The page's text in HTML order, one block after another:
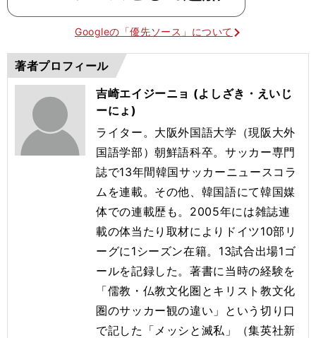
Googleの「優先ソース」について
著者プロフィール
吉崎エイジーニョ (よしざき・えいじ
ーにょ)
ライター。大阪外国語大学（現阪大外
国語学部）朝鮮語科卒。サッカー専門
誌で13年間韓国サッカーニュースコラ
ムを連載。その他、韓国語にて韓国媒
体での連載歴も。2005年には雑誌連
載の体当たり取材によりドイツ10部リ
ーグに1シーズン在籍。13試合出場1ゴ
ールを記録した。著書に当時の経験を
「儒教・仏教文化圏とキリスト教文化
圏のサッカー観の違い」という切り口
で記した「メッシと滅私」（集英社新